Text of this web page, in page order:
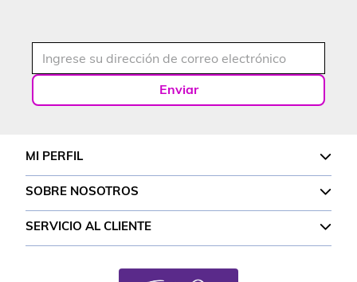
Enviar
MI PERFIL
SOBRE NOSOTROS
SERVICIO AL CLIENTE